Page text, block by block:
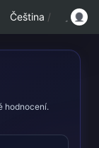
Čeština /
hodnocení.